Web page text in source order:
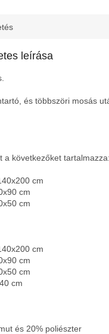
leírása
és többszöri mosás
a következőket tartalmazza:
cm
cm
cm
cm
cm
cm
cm
és 20% poliészter